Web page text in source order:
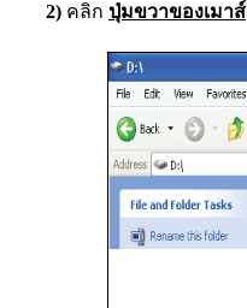
2) คลิก ปุ่มขวาของเมาส์